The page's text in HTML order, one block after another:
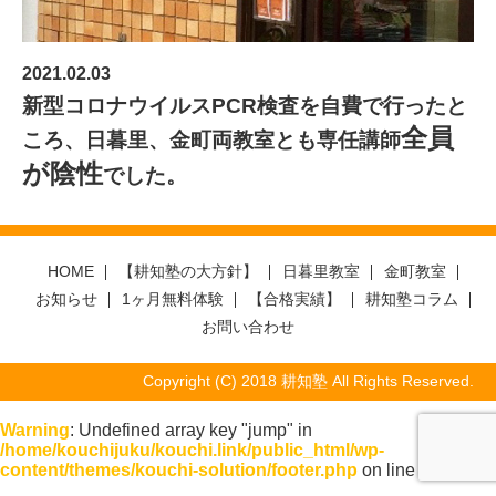
2021.02.03
新型コロナウイルスPCR検査を自費で行ったと
ころ、日暮里、金町両教室とも専任講師全員
が陰性でした。
HOME 【耕知塾の大方針】 日暮里教室
金町教室
お知らせ
1ヶ月無料体験 【合格実績】
耕知塾コラム
お問い合わせ
Copyright (C) 2018 耕知塾 All Rights Reserved.
Warning: Undefined array key "jump" in
/home/kouchijuku/kouchi.link/public_html/wp-
content/themes/kouchi-solution/footer.php on line